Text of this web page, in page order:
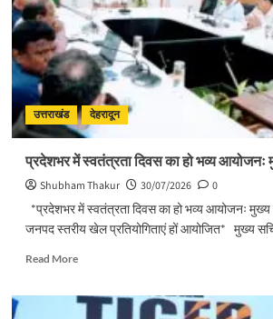
साथ
देवभूमि
ने
किया
शिवभक्त
कांवड़ियों
का
अभिनंदन
उत्तराखंड देहरादून
प्रदेशभर में स्वतंत्रता दिवस का हो भव्य आयोजनः
Shubham Thakur 30/07/2026
0
*प्रदेशभर में स्वतंत्रता दिवस का हो भव्य आयोजनः
जनपद स्तरीय खेल प्रतियोगिताएं हों आयोजित* मुख्य
Read MoreRead
प्रदेशभर